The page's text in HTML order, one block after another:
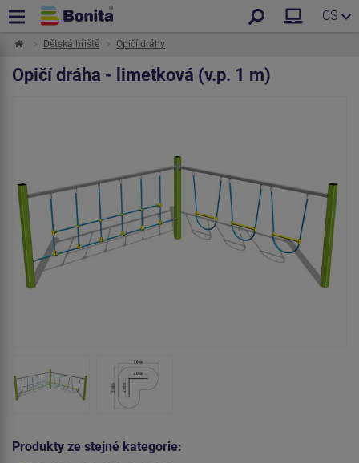
CS
Dětská hřiště Opičí dráhy
Opičí dráha - limetková (v.p. 1 m)
Produkty ze stejné kategorie: